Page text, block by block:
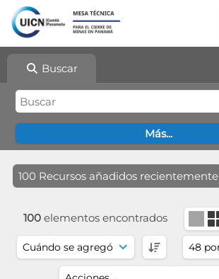
Buscar
100 Recursos añadidos recientemente
100 elementos encontrados